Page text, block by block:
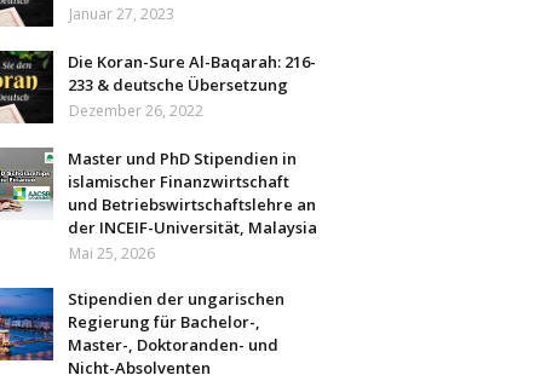
Januar 27, 2023
Die Koran-Sure Al-Baqarah: 216-
233 & deutsche Übersetzung
Dezember 26, 2022
Master und PhD Stipendien in
islamischer Finanzwirtschaft
und Betriebswirtschaftslehre an
der INCEIF-Universität, Malaysia
Mai 25, 2026
Stipendien der ungarischen
Regierung für Bachelor-,
Master-, Doktoranden- und
Nicht-Absolventen